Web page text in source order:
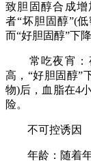
致胆固醇合成
者“坏胆固醇”(
而“好胆固醇”下
常吃夜宵：夜
高，“好胆固醇”
物)后，血脂在4
险。
不可控诱因
年龄：随着年